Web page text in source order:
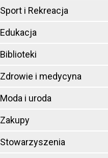
Sport i Rekreacja
Edukacja
Biblioteki
Zdrowie i medycyna
Moda i uroda
Zakupy
Stowarzyszenia